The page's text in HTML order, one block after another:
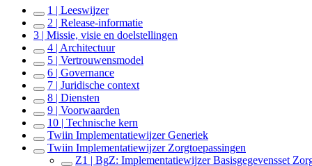
1 | Leeswijzer
2 | Release-informatie
3 | Missie, visie en doelstellingen
4 | Architectuur
5 | Vertrouwensmodel
6 | Governance
7 | Juridische context
8 | Diensten
9 | Voorwaarden
10 | Technische kern
Twiin Implementatiewijzer Generiek
Twiin Implementatiewijzer Zorgtoepassingen
Z1 | BgZ: Implementatiewijzer Basisgegevensset